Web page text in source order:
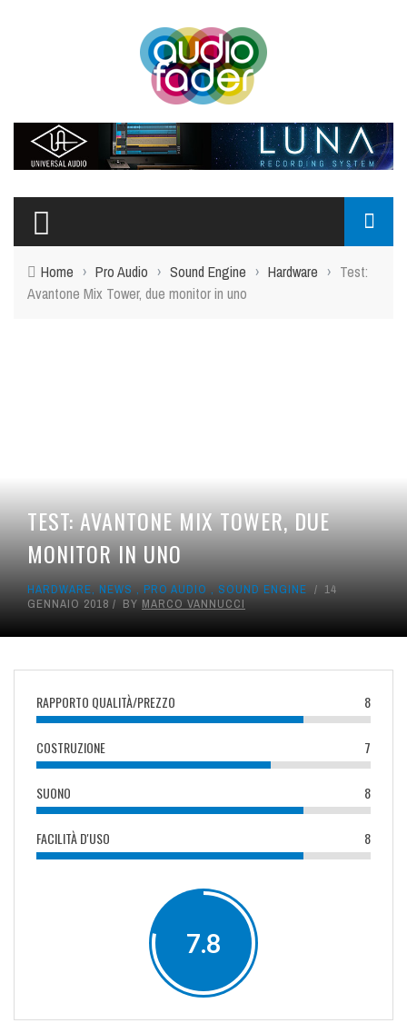
Home › Pro Audio › Sound Engine › Hardware › Test:
Avantone Mix Tower, due monitor in uno
TEST: AVANTONE MIX TOWER, DUE
MONITOR IN UNO
HARDWARE, NEWS , PRO AUDIO , SOUND ENGINE
14
GENNAIO 2018
BY MARCO VANNUCCI
RAPPORTO QUALITÀ/PREZZO 8
COSTRUZIONE 7
SUONO 8
FACILITÀ D'USO 8
7.8